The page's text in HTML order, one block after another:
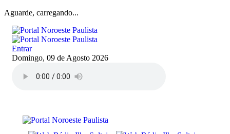
Aguarde, carregando...
Entrar
Domingo, 09 de Agosto 2026